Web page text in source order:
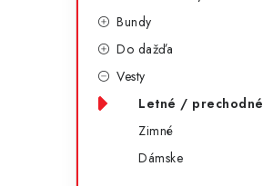
Bundy
Do dažďa
Vesty
Letné / prechodné
Zimné
Dámske